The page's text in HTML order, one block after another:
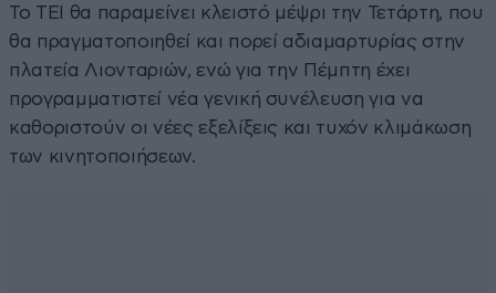
Το ΤΕΙ θα παραμείνει κλειστό μέψρι την Τετάρτη, που
θα πραγματοποιηθεί και πορεί αδιαμαρτυρίας στην
πλατεία Λιονταριών, ενώ για την Πέμπτη έχει
προγραμματιστεί νέα γενική συνέλευση για να
καθοριστούν οι νέες εξελίξεις και τυχόν κλιμάκωση
των κινητοποιήσεων.